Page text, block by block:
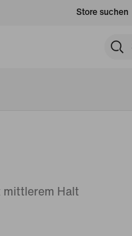
Store suchen
Halt